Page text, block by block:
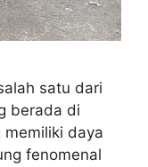
satu dari
berada di
memiliki daya
fenomenal